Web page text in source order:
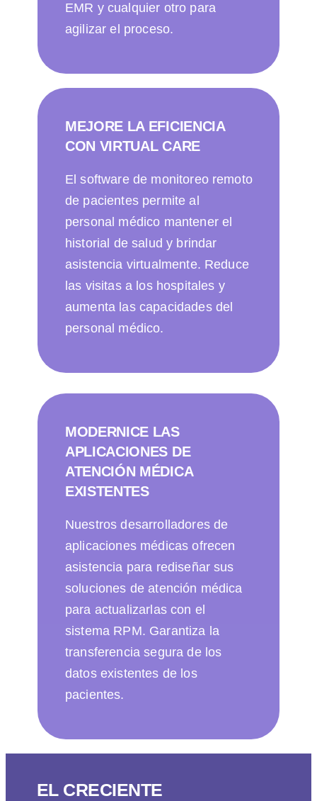
EMR y cualquier otro para
agilizar el proceso.
MEJORE LA EFICIENCIA
CON VIRTUAL CARE
El software de monitoreo remoto
de pacientes permite al
personal médico mantener el
historial de salud y brindar
asistencia virtualmente. Reduce
las visitas a los hospitales y
aumenta las capacidades del
personal médico.
MODERNICE LAS
APLICACIONES DE
ATENCIÓN MÉDICA
EXISTENTES
Nuestros desarrolladores de
aplicaciones médicas ofrecen
asistencia para rediseñar sus
soluciones de atención médica
para actualizarlas con el
sistema RPM. Garantiza la
transferencia segura de los
datos existentes de los
pacientes.
EL CRECIENTE